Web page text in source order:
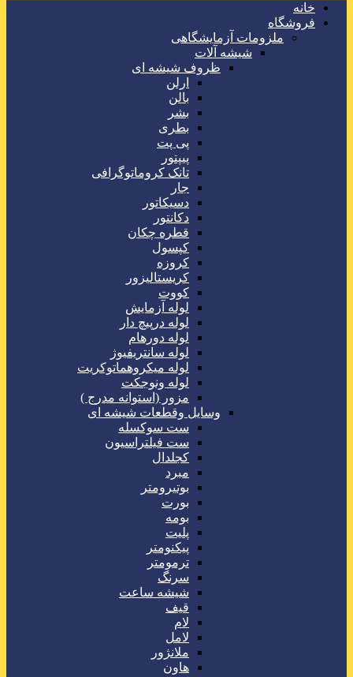
خانه
فروشگاه
ملزومات آزمایشگاهی
شیشه آلات
ظروف شیشه ای
ارلن
بالن
بشر
بطری
پی پت
پیپتور
تانک کروماتوگرافی
جار
دسیکاتور
دکانتور
قطره چکان
کپسول
کروزه
کریستالیزور
کووت
لوله آزمایش
لوله درپیچ دار
لوله دورهام
لوله سانتریفیوژ
لوله میکروهماتوکریت
لوله ونوجکت
مزور (استوانه مدرج )
وسایل وقطعات شیشه ای
ست سوکسله
ست فیلتراسیون
کجلدال
مبرد
بوتیرومتر
بورت
بومه
پلیت
پیکنومتر
ترمومتر
سرنگ
شیشه ساعت
قیف
لام
لامل
ملانژور
هاون